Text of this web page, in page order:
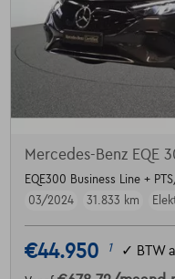
Mercedes-Benz EQE
EQE300 Business Line +
03/2024
31.833 km
€44.950 1 ✓ BTW